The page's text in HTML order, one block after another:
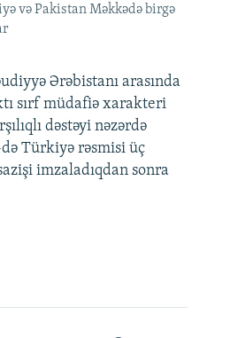
və Pakistan Məkkədə birgə
Ərəbistanı arasında
sırf müdafiə xarakteri
dəstəyi nəzərdə
Türkiyə rəsmisi üç
imzaladıqdan sonra